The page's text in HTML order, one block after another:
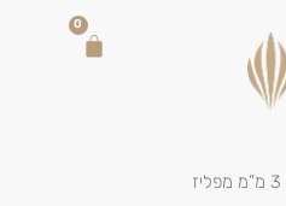
0